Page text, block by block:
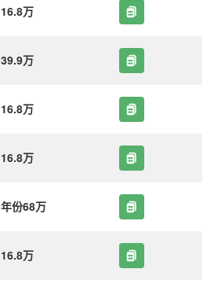
16.8万
39.9万
16.8万
16.8万
年份68万
16.8万